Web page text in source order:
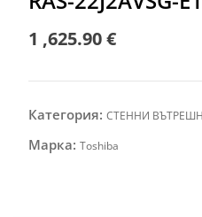
1 ,625.90€
Категория: СТЕННИ
Марка: Toshiba